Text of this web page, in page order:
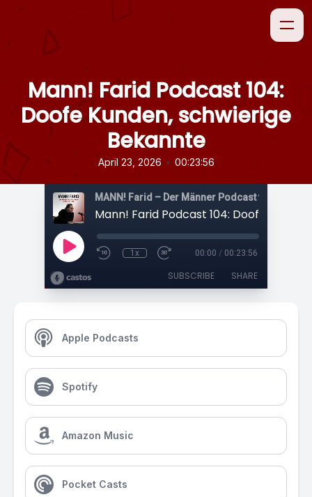
Mann! Farid Podcast 104:
Doofe Kunden, schwierige
Bekannte
April 23, 2026 • 00:23:56
1x 00:00 / 00:23:56
SUBSCRIBE SHARE
Apple Podcasts
Spotify
Amazon Music
Pocket Casts